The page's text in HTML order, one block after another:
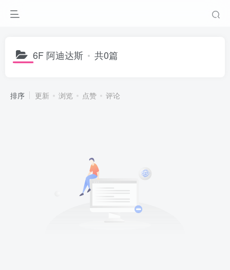
6F 阿迪达斯 共0篇
排序 更新 浏览 点赞 评论